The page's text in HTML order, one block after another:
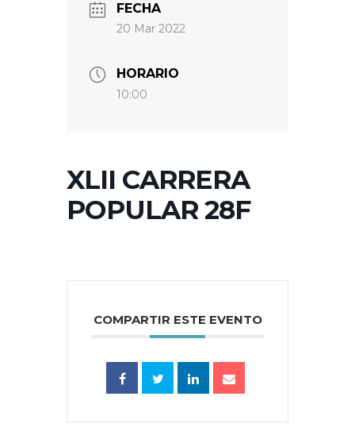
FECHA
20 Mar 2022
HORARIO
10:00
XLII CARRERA
POPULAR 28F
COMPARTIR ESTE EVENTO